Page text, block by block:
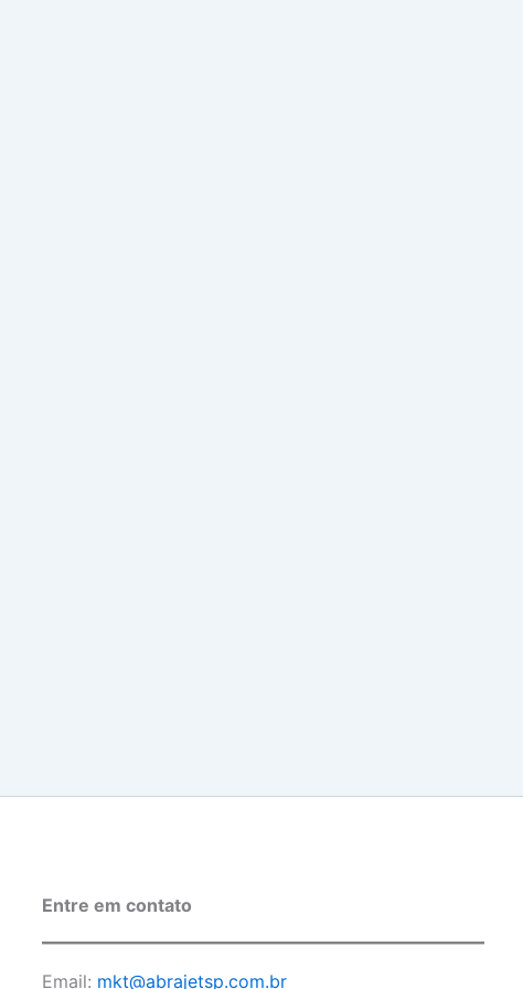
Entre em contato
Email: mkt@abrajetsp.com.br